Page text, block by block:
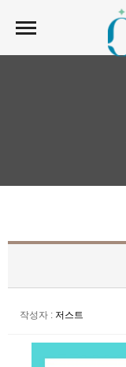
작성자 : 저스트